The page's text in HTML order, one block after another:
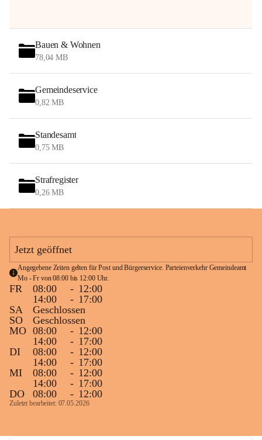
Bauen & Wohnen
78,04 MB
Gemeindeservice
0,82 MB
Standesamt
0,75 MB
Strafregister
0,26 MB
Jetzt geöffnet
Angegebene Zeiten gelten für Post und Bürgerservice. Parteienverkehr Gemeindeamt
Mo - Fr von 08:00 bis 12:00 Uhr.
FR 08:00 - 12:00
14:00
- 17:00
SA
Geschlossen
SO
Geschlossen
MO 08:00 - 12:00
14:00
- 17:00
DI
08:00 - 12:00
14:00
- 17:00
MI
08:00 - 12:00
14:00
- 17:00
DO
08:00 - 12:00
Zuletzt bearbeitet: 07.05.2026